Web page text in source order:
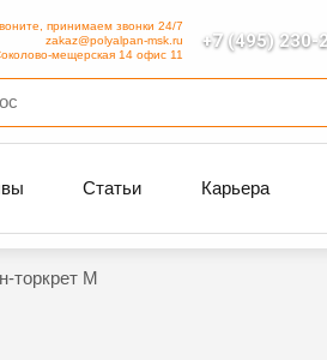
+7 (495) 230-
принимаем звонки 24/7
zakaz@polyalpan-msk.ru
мещерская 14 офис 11
Статьи Карьера
торкрет М